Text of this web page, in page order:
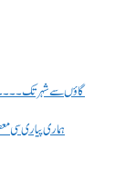
گاؤں سے شہر
ہماری پیاری سی